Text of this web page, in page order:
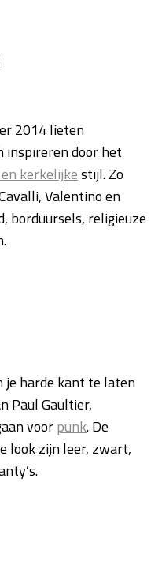
2014 lieten
inspireren door het
kerkelijkestijl. Zo
Valentino en
borduursels, religieuze
je harde kant te laten
Paul Gaultier,
voorpunk. De
look zijn leer, zwart,